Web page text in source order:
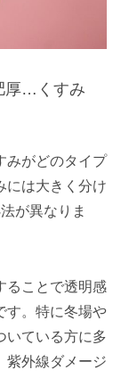
厚…くすみ
みがどのタイプ
には大きく分け
が異なりま
ることで透明感
す。特に冬場や
いている方に多
紫外線ダメージ